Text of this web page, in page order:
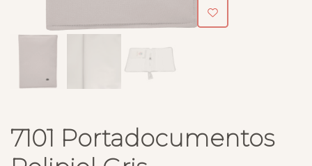
7101 Portadocumentos